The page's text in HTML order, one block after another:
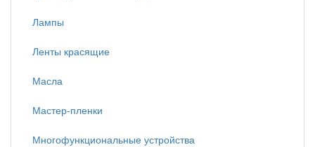
Лампы
Ленты красящие
Масла
Мастер-пленки
Многофункциональные устройства